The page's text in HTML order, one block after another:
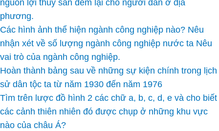
nguồn lợi thủy sản đem lại cho người dân ở địa
phương.
Các hình ảnh thể hiện ngành công nghiệp nào? Nêu
nhận xét về số lượng ngành công nghiệp nước ta Nêu
vai trò của ngành công nghiệp.
Hoàn thành bảng sau về những sự kiện chính trong lịch
sử dân tộc ta từ năm 1930 đến năm 1976
Tìm trên lược đồ hình 2 các chữ a, b, c, d, e và cho biết
các cảnh thiên nhiên đó được chụp ở những khu vực
nào của châu Á?